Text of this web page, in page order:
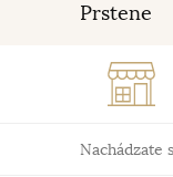
Prstene
Nachádzate